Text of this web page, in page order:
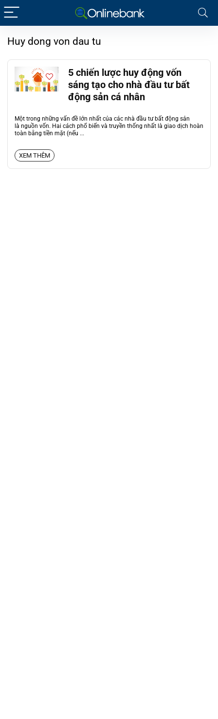
Huy dong von dau tu
5 chiến lược huy động vốn
sáng tạo cho nhà đầu tư bất
động sản cá nhân
Một trong những vấn đề lớn nhất của các nhà đầu tư bất động sản
là nguồn vốn. Hai cách phổ biến và truyền thống nhất là giao dịch hoàn
toàn bằng tiền mặt (nếu ...
XEM THÊM